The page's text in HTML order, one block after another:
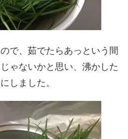
で、茹でたらあっという間
ゃないかと思い、沸かした
しました。